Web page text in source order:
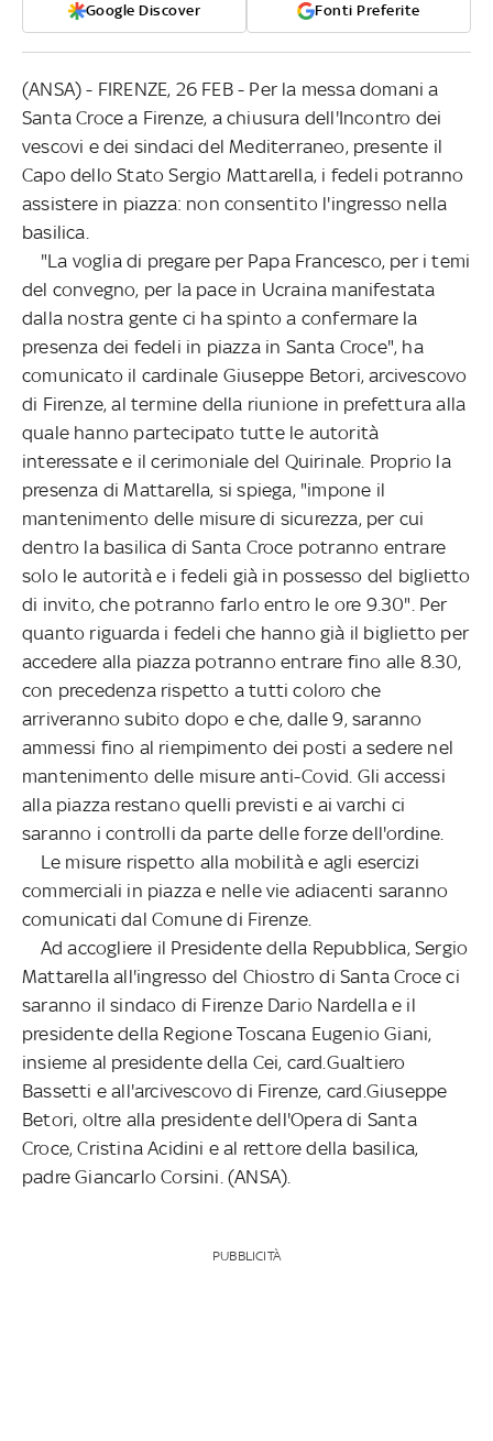
Google Discover Fonti Preferite
(ANSA) - FIRENZE, 26 FEB - Per la messa domani a
Santa Croce a Firenze, a chiusura dell'Incontro dei
vescovi e dei sindaci del Mediterraneo, presente il
Capo dello Stato Sergio Mattarella, i fedeli potranno
assistere in piazza: non consentito l'ingresso nella
basilica.
"La voglia di pregare per Papa Francesco, per i temi
del convegno, per la pace in Ucraina manifestata
dalla nostra gente ci ha spinto a confermare la
presenza dei fedeli in piazza in Santa Croce", ha
comunicato il cardinale Giuseppe Betori, arcivescovo
di Firenze, al termine della riunione in prefettura alla
quale hanno partecipato tutte le autorità
interessate e il cerimoniale del Quirinale. Proprio la
presenza di Mattarella, si spiega, "impone il
mantenimento delle misure di sicurezza, per cui
dentro la basilica di Santa Croce potranno entrare
solo le autorità e i fedeli già in possesso del biglietto
di invito, che potranno farlo entro le ore 9.30". Per
quanto riguarda i fedeli che hanno già il biglietto per
accedere alla piazza potranno entrare fino alle 8.30,
con precedenza rispetto a tutti coloro che
arriveranno subito dopo e che, dalle 9, saranno
ammessi fino al riempimento dei posti a sedere nel
mantenimento delle misure anti-Covid. Gli accessi
alla piazza restano quelli previsti e ai varchi ci
saranno i controlli da parte delle forze dell'ordine.
Le misure rispetto alla mobilità e agli esercizi
commerciali in piazza e nelle vie adiacenti saranno
comunicati dal Comune di Firenze.
Ad accogliere il Presidente della Repubblica, Sergio
Mattarella all'ingresso del Chiostro di Santa Croce ci
saranno il sindaco di Firenze Dario Nardella e il
presidente della Regione Toscana Eugenio Giani,
insieme al presidente della Cei, card.Gualtiero
Bassetti e all'arcivescovo di Firenze, card.Giuseppe
Betori, oltre alla presidente dell'Opera di Santa
Croce, Cristina Acidini e al rettore della basilica,
padre Giancarlo Corsini. (ANSA).
PUBBLICITÀ